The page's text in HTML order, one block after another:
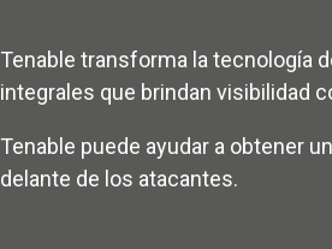
Tenable transforma la tecnología
integrales que brindan visibilidad
Tenable puede ayudar a obtener
delante de los atacantes.